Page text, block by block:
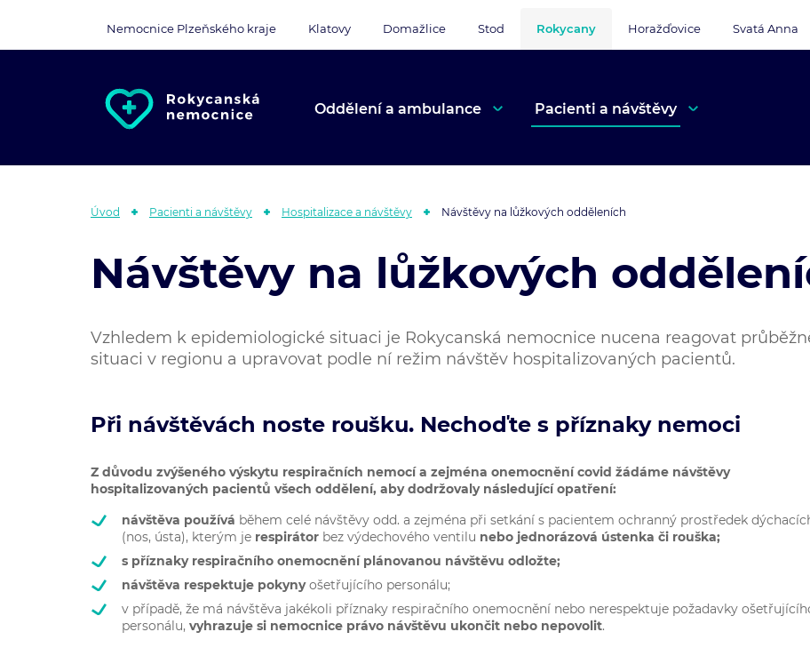
Nemocnice Plzeňského kraje Klatovy Domažlice Stod Rokycany Horažďovice Svatá Anna
Oddělení a ambulance Pacienti a návštěvy
Úvod Pacienti a návštěvy Hospitalizace a návštěvy Návštěvy na lůžkových odděleních
Návštěvy na lůžkových
Vzhledem k epidemiologické situaci je Rokycanská nemocnice nucena reagovat
situaci v regionu a upravovat podle ní režim návštěv hospitalizovaných pacientů.
Při návštěvách noste roušku. Nechoďte s příznaky nemoci
Z důvodu zvýšeného výskytu respiračních nemocí a zejména onemocnění covid žádáme návštěvy
hospitalizovaných pacientů všech oddělení, aby dodržovaly následující opatření:
návštěva používá během celé návštěvy odd. a zejména při setkání s pacientem ochranný prostředek
(nos, ústa), kterým je respirátor bez výdechového ventilu nebo jednorázová ústenka či rouška;
s příznaky respiračního onemocnění plánovanou návštěvu odložte;
návštěva respektuje pokynyošetřujícího personálu;
v případě, že má návštěva jakékoli příznaky respiračního onemocnění nebo nerespektuje požadavky
personálu, vyhrazuje si nemocnice právo návštěvu ukončit nebo nepovolit.